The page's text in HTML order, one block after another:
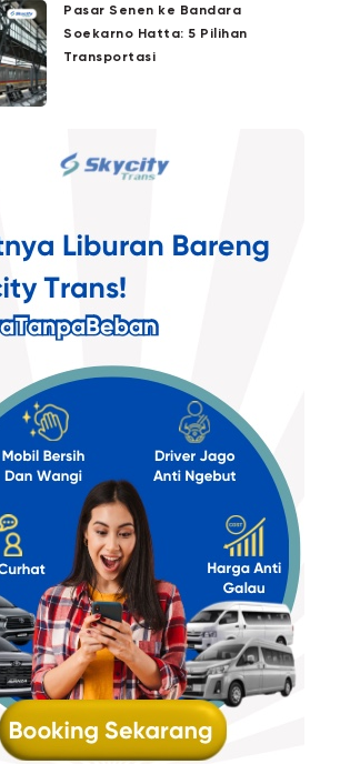
Pasar Senen ke Bandara
Soekarno Hatta: 5 Pilihan
Transportasi